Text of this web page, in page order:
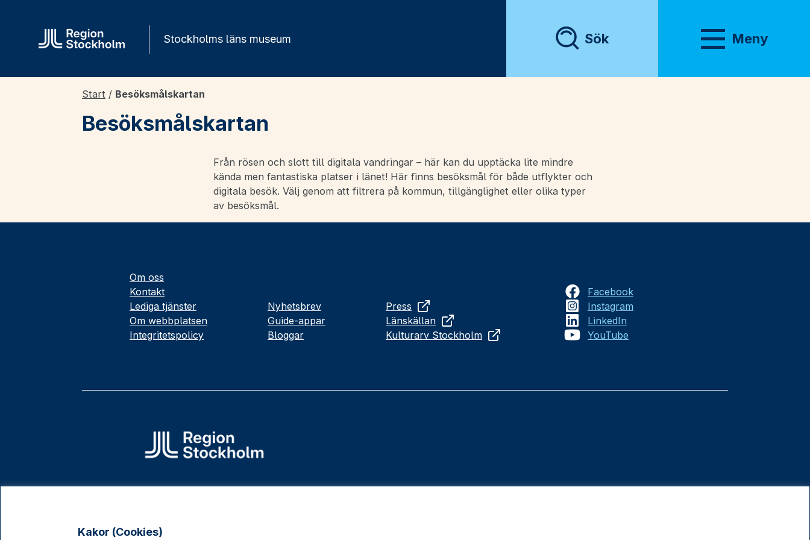
Kakor (Cookies)
Stockholms läns museum Sök Meny
Visa meny
Start / Besöksmålskartan
Besöksmålskartan
Från rösen och slott till digitala vandringar – här kan du upptäcka lite mindre
kända men fantastiska platser i länet! Här finns besöksmål för både utflykter och
digitala besök. Välj genom att filtrera på kommun, tillgänglighet eller olika typer
av besöksmål.
Om oss
Kontakt
Lediga tjänster
Om webbplatsen
Integritetspolicy
Nyhetsbrev
Guide-appar
Bloggar
Press
Länskällan
Kulturarv Stockholm
Facebook
Instagram
LinkedIn
YouTube